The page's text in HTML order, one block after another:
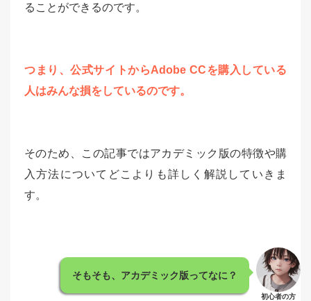
ることができるのです。
つまり、公式サイトからAdobe CCを購入している
人はみんな損をしているのです。
そのため、この記事ではアカデミック版の特徴や購
入方法についてどこよりも詳しく解説していきま
す。
そもそも、アカデミック版ってなに？
初心者の方